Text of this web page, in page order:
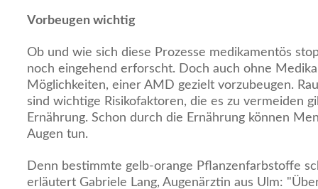
Vorbeugen wichtig
Ob und wie sich diese Prozesse medikamentös
noch eingehend erforscht. Doch auch ohne
Möglichkeiten, einer AMD gezielt vorzubeugen.
sind wichtige Risikofaktoren, die es zu vermeiden
Ernährung. Schon durch die Ernährung können
Augen tun.
Denn bestimmte gelb-orange Pflanzenfarbstoffe
erläutert Gabriele Lang, Augenärztin aus Ulm: